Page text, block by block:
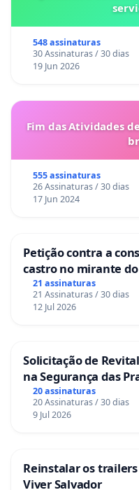
548 assinaturas
30 Assinaturas / 30 dias
19 Jun 2026
Fim das Atividades
555 assinaturas
26 Assinaturas / 30 dias
17 Jun 2024
Petição contra a
castro no mirante
21 assinaturas
21 Assinaturas / 30 dias
12 Jul 2026
Solicitação de
na Segurança das
Sete Ilhas
20 assinaturas
20 Assinaturas / 30 dias
9 Jul 2026
Reinstalar os
Viver Salvador